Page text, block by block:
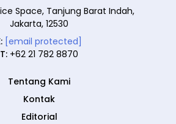
Space, Tanjung Barat Indah,
Jakarta, 12530
[email protected]
T: +62 21 782 8870
Tentang Kami
Kontak
Editorial